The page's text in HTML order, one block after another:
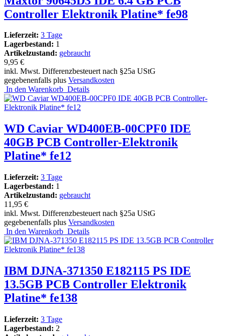
Controller Elektronik Platine* fe98
Lieferzeit: 3 Tage
Lagerbestand: 1
Artikelzustand: gebraucht
9,95 €
inkl. Mwst. Differenzbesteuert nach §25a UStG
gegebenenfalls plus Versandkosten
In den Warenkorb Details
WD Caviar WD400EB-00CPF0 IDE
40GB PCB Controller-Elektronik
Platine* fe12
Lieferzeit: 3 Tage
Lagerbestand: 1
Artikelzustand: gebraucht
11,95 €
inkl. Mwst. Differenzbesteuert nach §25a UStG
gegebenenfalls plus Versandkosten
In den Warenkorb Details
IBM DJNA-371350 E182115 PS IDE
13.5GB PCB Controller Elektronik
Platine* fe138
Lieferzeit: 3 Tage
Lagerbestand: 2